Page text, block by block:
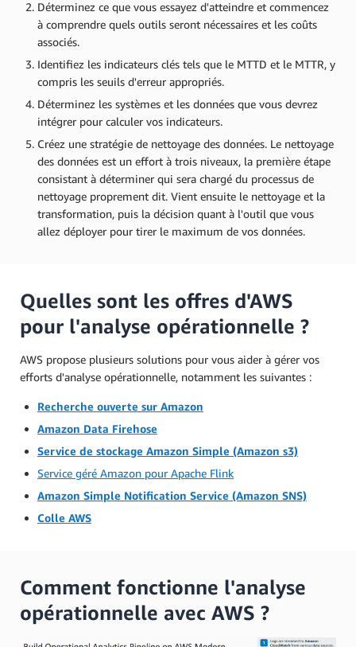
Déterminez ce que vous essayez d'atteindre et commencez
à comprendre quels outils seront nécessaires et les coûts
associés.
Identifiez les indicateurs clés tels que le MTTD et le MTTR, y
compris les seuils d'erreur appropriés.
Déterminez les systèmes et les données que vous devrez
intégrer pour calculer vos indicateurs.
Créez une stratégie de nettoyage des données. Le nettoyage
des données est un effort à trois niveaux, la première étape
consistant à déterminer qui sera chargé du processus de
nettoyage proprement dit. Vient ensuite le nettoyage et la
transformation, puis la décision quant à l'outil que vous
allez déployer pour tirer le maximum de vos données.
Quelles sont les offres d'AWS
pour l'analyse opérationnelle ?
AWS propose plusieurs solutions pour vous aider à gérer vos
efforts d'analyse opérationnelle, notamment les suivantes :
Recherche ouverte sur Amazon
Amazon Data Firehose
Service de stockage Amazon Simple (Amazon s3)
Service géré Amazon pour Apache Flink
Amazon Simple Notification Service (Amazon SNS)
Colle AWS
Comment fonctionne l'analyse
opérationnelle avec AWS ?